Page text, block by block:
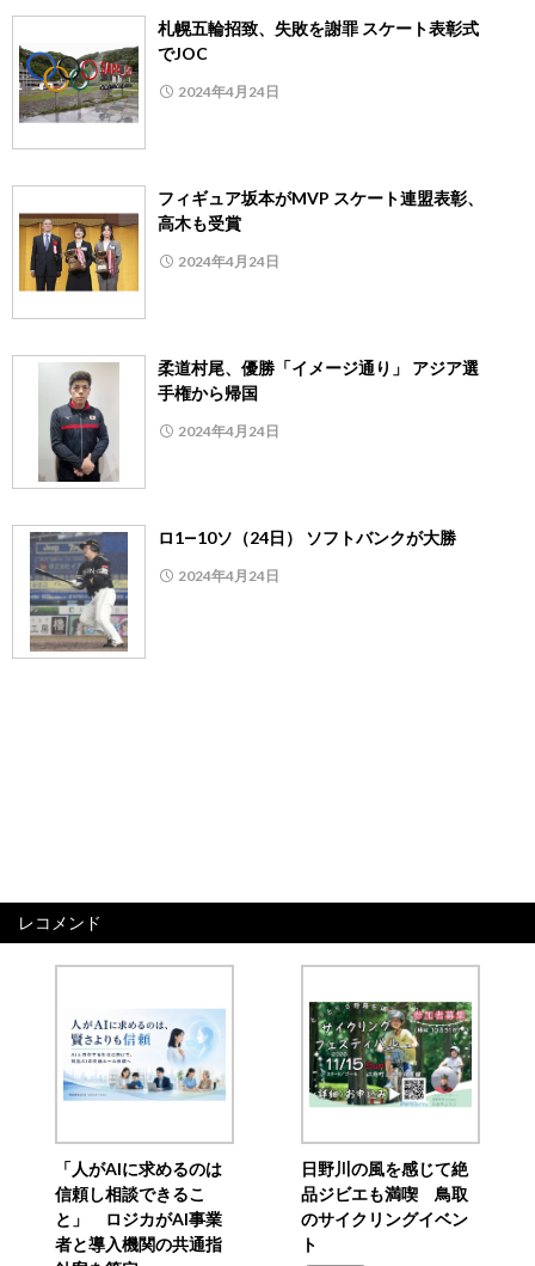
札幌五輪招致、失敗を謝罪 スケート表彰式
でJOC
2024年4月24日
フィギュア坂本がMVP スケート連盟表彰、
高木も受賞
2024年4月24日
柔道村尾、優勝「イメージ通り」 アジア選
手権から帰国
2024年4月24日
ロ1―10ソ（24日） ソフトバンクが大勝
2024年4月24日
レコメンド
「人がAIに求めるのは
信頼し相談できるこ
と」 ロジカがAI事業
者と導入機関の共通指
日野川の風を感じて絶
品ジビエも満喫 鳥取
のサイクリングイベン
ト